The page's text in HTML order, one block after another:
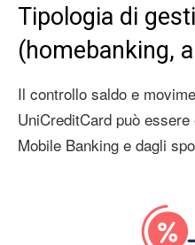
Tipologia di
(homebanking,
Il controllo saldo e
UniCreditCard può
Mobile Banking e dagli